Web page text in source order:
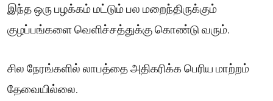
இந்த ஒரு பழக்கம் மட்டும் பல மறைந்திருக்கும்
குழப்பங்களை வெளிச்சத்துக்கு கொண்டு வரும்.
சில நேரங்களில் லாபத்தை அதிகரிக்க பெரிய மாற்றம்
தேவையில்லை.